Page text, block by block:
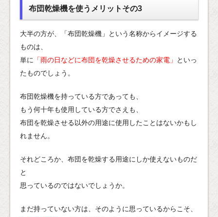
布団乾燥機を使うメリットその3
大半の方が、「布団乾燥機」という名称からイメージする
ものは、
単に
「雨の日などに布団を乾燥させるための家電」
といっ
たものでしょう。
布団乾燥機を持っている方であっても、
もう何十年も使用している方でさえも、
布団を乾燥させる以外の用途に使用したことはないかもし
れません。
それどころか、布団を乾燥する用途にしか使えないものだ
と
思っているのではないでしょうか。
まだ持っていない方は、そのように思っているからこそ、